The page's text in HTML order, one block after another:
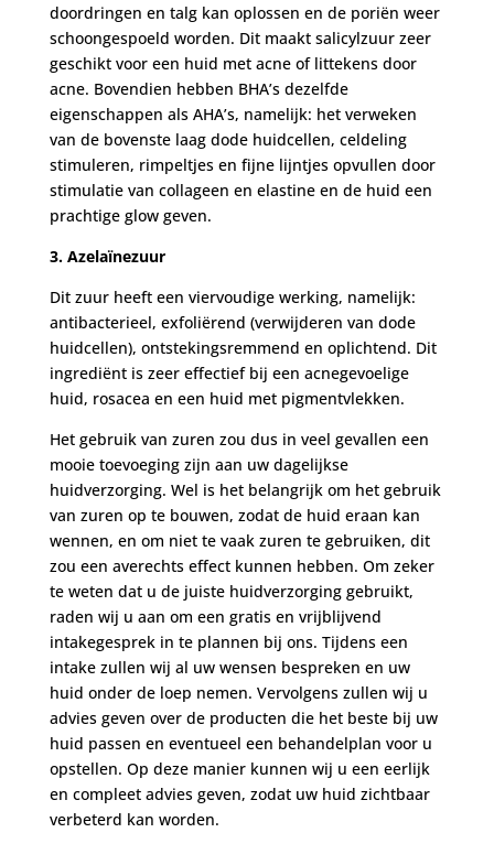
doordringen en talg kan oplossen en de poriën weer
schoongespoeld worden. Dit maakt salicylzuur zeer
geschikt voor een huid met acne of littekens door
acne. Bovendien hebben BHA’s dezelfde
eigenschappen als AHA’s, namelijk: het verweken
van de bovenste laag dode huidcellen, celdeling
stimuleren, rimpeltjes en fijne lijntjes opvullen door
stimulatie van collageen en elastine en de huid een
prachtige glow geven.
3. Azelaïnezuur
Dit zuur heeft een viervoudige werking, namelijk:
antibacterieel, exfoliërend (verwijderen van dode
huidcellen), ontstekingsremmend en oplichtend. Dit
ingrediënt is zeer effectief bij een acnegevoelige
huid, rosacea en een huid met pigmentvlekken.
Het gebruik van zuren zou dus in veel gevallen een
mooie toevoeging zijn aan uw dagelijkse
huidverzorging. Wel is het belangrijk om het gebruik
van zuren op te bouwen, zodat de huid eraan kan
wennen, en om niet te vaak zuren te gebruiken, dit
zou een averechts effect kunnen hebben. Om zeker
te weten dat u de juiste huidverzorging gebruikt,
raden wij u aan om een gratis en vrijblijvend
intakegesprek in te plannen bij ons. Tijdens een
intake zullen wij al uw wensen bespreken en uw
huid onder de loep nemen. Vervolgens zullen wij u
advies geven over de producten die het beste bij uw
huid passen en eventueel een behandelplan voor u
opstellen. Op deze manier kunnen wij u een eerlijk
en compleet advies geven, zodat uw huid zichtbaar
verbeterd kan worden.